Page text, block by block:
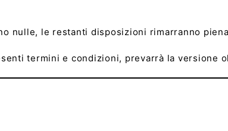
nulle, le restanti disposizioni rimarranno
termini e condizioni, prevarrà la versione